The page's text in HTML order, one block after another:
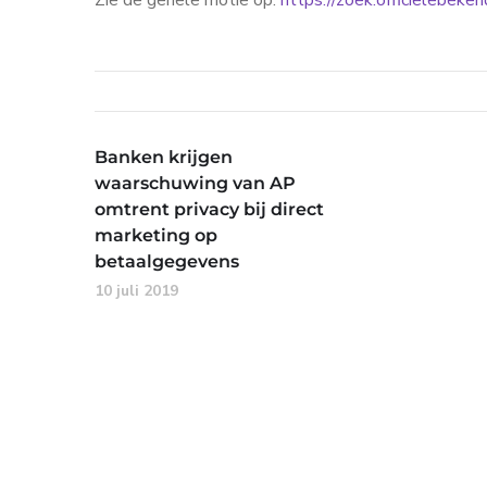
Banken krijgen
waarschuwing van AP
omtrent privacy bij direct
marketing op
betaalgegevens
10 juli 2019